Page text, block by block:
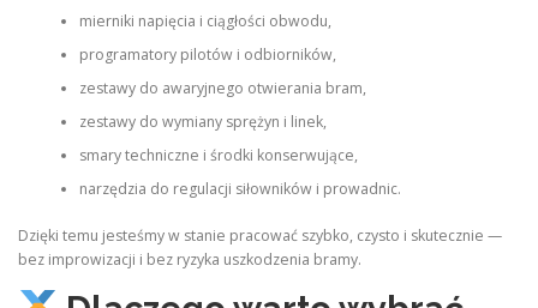
mierniki napięcia i ciągłości obwodu,
programatory pilotów i odbiorników,
zestawy do awaryjnego otwierania bram,
zestawy do wymiany sprężyn i linek,
smary techniczne i środki konserwujące,
narzędzia do regulacji siłowników i prowadnic.
Dzięki temu jesteśmy w stanie pracować szybko, czysto i skutecznie —
bez improwizacji i bez ryzyka uszkodzenia bramy.